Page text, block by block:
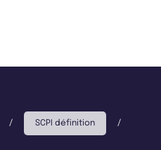
/ SCPI définition /